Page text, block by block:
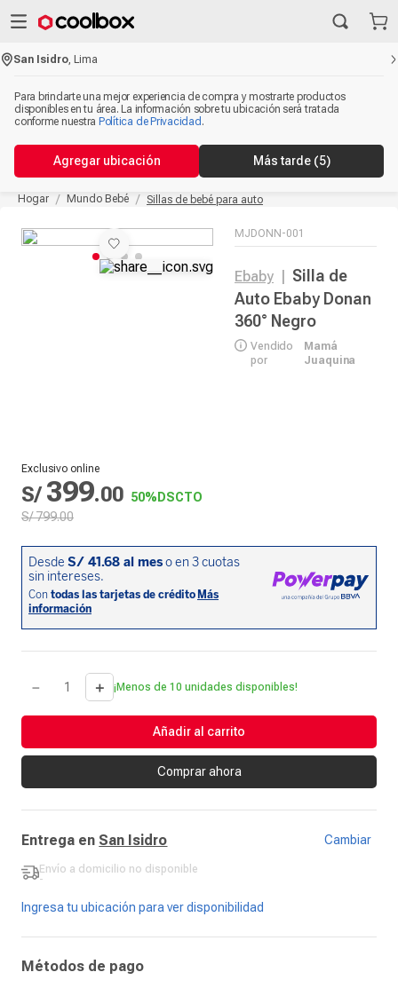
San Isidro ,Lima
Para brindarte una mejor experiencia de compra y mostrarte productos
disponibles en tu área. La información sobre tu ubicación será tratada
conforme nuestra Política de Privacidad .
Agregar ubicación Más tarde (5)
Hogar Mundo Bebé Sillas de bebé para auto
MJDONN-001
Ebaby
Silla de
Auto Ebaby Donan
360° Negro
Vendido
por
Mamá
Juaquina
Exclusivo online
S/ 399.00 50% DSCTO
S/799.00
＋
－ ¡Menos de 10 unidades disponibles!
Añadir al carrito
Comprar ahora
Entrega en San Isidro Cambiar
Envío a domicilio no disponible
-
Ingresa tu ubicación para ver disponibilidad
Métodos de pago